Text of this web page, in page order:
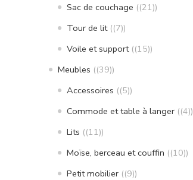
Sac de couchage (21)
Tour de lit (7)
Voile et support (15)
Meubles (39)
Accessoires (5)
Commode et table à langer (4)
Lits (11)
Moïse, berceau et couffin (10)
Petit mobilier (9)